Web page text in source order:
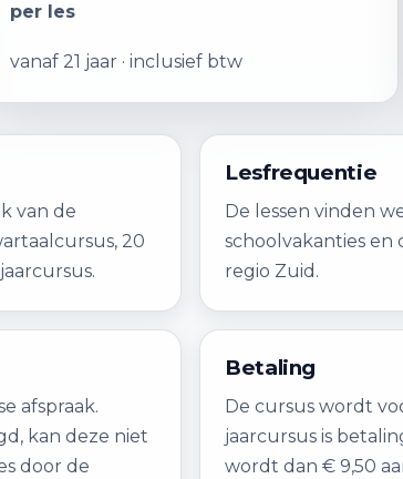
per les
vanaf 21 jaar · inclusief btw
van de
20
Lesfrequentie
De lessen vinden
schoolvakanties en
regio Zuid.
afspraak.
kan deze niet
door de
Betaling
De cursus wordt
jaarcursus is
wordt dan € 9,50